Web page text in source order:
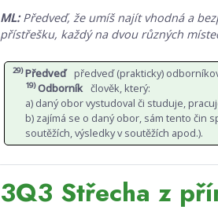
ML:Předveď, že umíš najít vhodná a
přístřešku, každý na dvou různých
29)Předveď předveď (prakticky)
19)Odborník člověk, který:
a) daný obor vystudoval či studuje,
b) zajímá se o daný obor, sám tento čin
soutěžích, výsledky v soutěžích apod.).
3Q3 Střecha z